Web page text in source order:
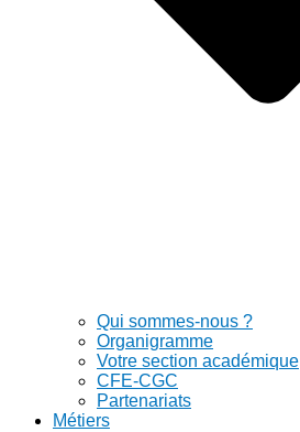
Qui sommes-nous ?
Organigramme
Votre section académique
CFE-CGC
Partenariats
Métiers